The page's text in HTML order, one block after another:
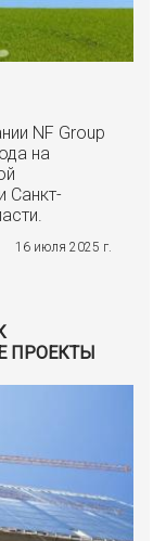
NF Group
на
Санкт-
16 июля 2025 г.
ПРОЕКТЫ